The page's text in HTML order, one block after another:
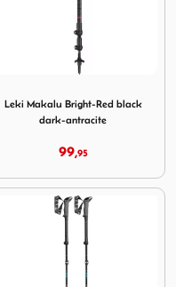
Leki Makalu Bright-Red black
dark-antracite
99,95